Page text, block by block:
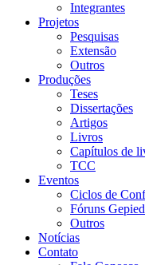
Integrantes
Projetos
Pesquisas
Extensão
Outros
Produções
Teses
Dissertações
Artigos
Livros
Capítulos de
TCC
Eventos
Ciclos de
Fóruns
Outros
Notícias
Contato